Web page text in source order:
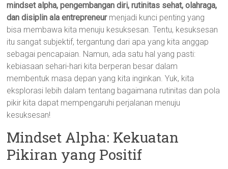
mindset alpha, pengembangan diri, rutinitas sehat, olahraga,
dan disiplin ala entrepreneurmenjadi kunci penting yang
bisa membawa kita menuju kesuksesan. Tentu, kesuksesan
itu sangat subjektif, tergantung dari apa yang kita anggap
sebagai pencapaian. Namun, ada satu hal yang pasti:
kebiasaan sehari-hari kita berperan besar dalam
membentuk masa depan yang kita inginkan. Yuk, kita
eksplorasi lebih dalam tentang bagaimana rutinitas dan pola
pikir kita dapat mempengaruhi perjalanan menuju
kesuksesan!
Mindset Alpha: Kekuatan
Pikiran yang Positif